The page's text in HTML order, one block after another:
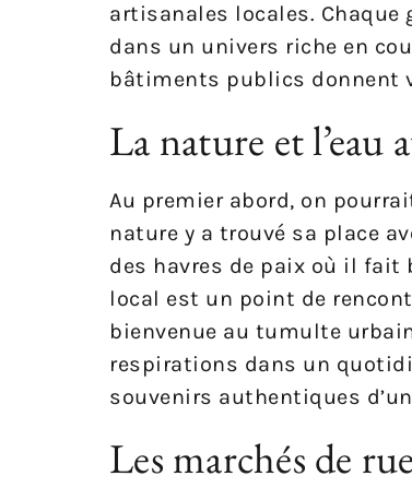
artisanales locales.
dans un univers riche en
bâtiments publics donnent
La nature et
Au premier abord, on
nature y a trouvé sa place
des havres de paix où il fait
local est un point de
bienvenue au tumulte
respirations dans un
souvenirs authentiques
Les marchés de